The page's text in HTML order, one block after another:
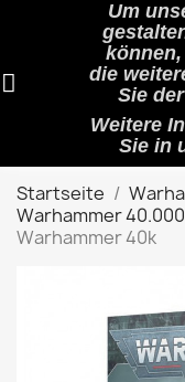
Um
die
Sie
Weitere
Sie in
Startseite
Warhammer 40.000
Warhammer 40k